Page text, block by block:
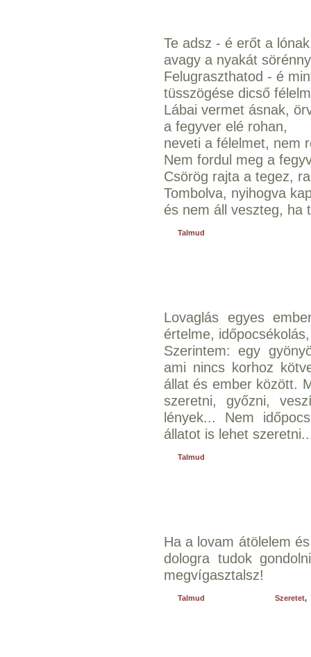
Te adsz - é erőt a
avagy a nyakát
Felugraszthatod - é
tüsszögése dicső
Lábai vermet ásnak,
a fegyver elé rohan,
neveti a félelmet, nem
Nem fordul meg a
Csörög rajta a tegez,
Tombolva, nyihogva
és nem áll veszteg, ha
Talmud
Lovaglás egyes
értelme,
Szerintem: egy
ami nincs korhoz
állat és ember között.
szeretni, győzni,
lények... Nem
állatot is lehet
Talmud
Ha a lovam átölelem
dologra tudok
megvígasztalsz!
Talmud Szeretet,